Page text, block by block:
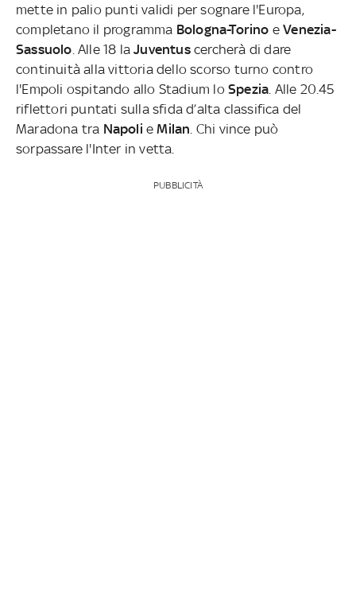
mette in palio punti validi per sognare l'Europa,
completano il programma Bologna-Torino eVenezia-
Sassuolo . Alle 18 laJuventuscercherà di dare
continuità alla vittoria dello scorso turno contro
l'Empoli ospitando allo Stadium lo Spezia . Alle 20.45
riflettori puntati sulla sfida d’alta classifica del
Maradona tra Napoli eMilan . Chi vince può
sorpassare l'Inter in vetta.
PUBBLICITÀ